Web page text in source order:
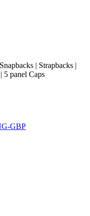
| Strapbacks |
5 panel Caps
GBP